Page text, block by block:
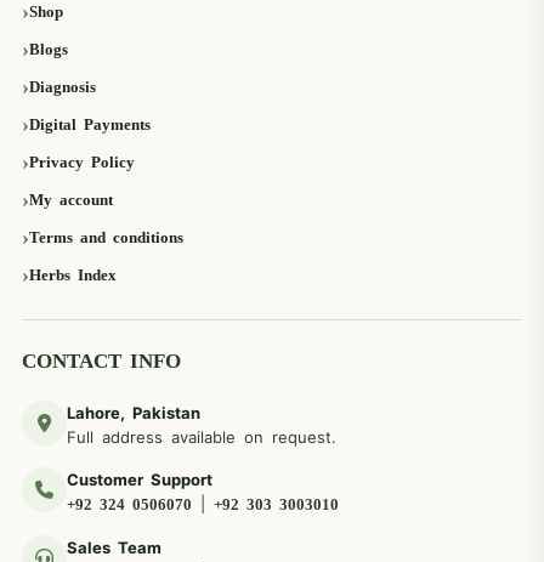
Shop
Blogs
Diagnosis
Digital Payments
Privacy Policy
My account
Terms and conditions
Herbs Index
CONTACT INFO
Lahore, Pakistan
Full address available on request.
Customer Support
+92 324 0506070 +92 303 3003010
Sales Team